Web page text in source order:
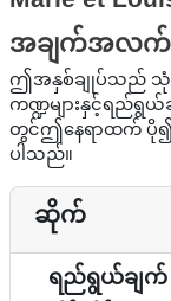
အချက်အလက်
ဤအနှစ်ချုပ်သည် သုံး
ကဏ္ဍများနှင့်ရည်ရွယ်
တွင်ဤနေရာထက် ပို၍တိ
ပါသည်။
ဆိုက်
ရည်ရွယ်ချက်